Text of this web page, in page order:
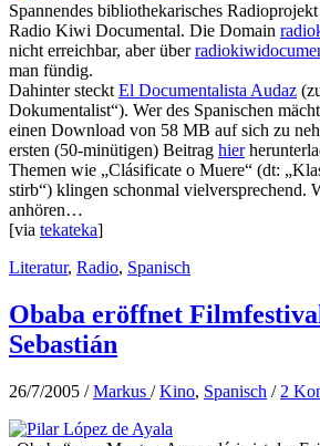
Spannendes bibliothekarisches
Radio Kiwi Documental. Die Domain
nicht erreichbar, aber über
man fündig.
Dahinter steckt El Documentalista Audaz
Dokumentalist“). Wer des Spanischen
einen Download von 58 MB auf sich zu
ersten (50-minütigen) Beitrag hier
Themen wie „Clásificate o Muere“ (dt:
stirb“) klingen schonmal vielversprechend.
anhören…
[via tekateka]
Literatur, Radio, Spanisch
Obaba eröffnet
Sebastián
26/7/2005 /Markus /Kino, Spanisch / 2